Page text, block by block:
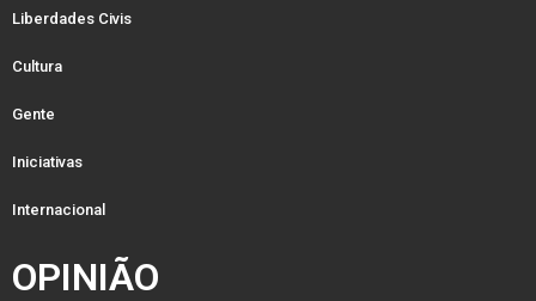
Liberdades Civis
Cultura
Gente
Iniciativas
Internacional
OPINIÃO